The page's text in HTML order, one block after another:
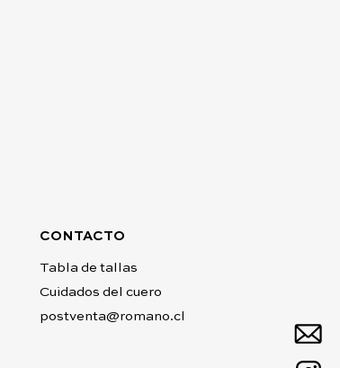
CONTACTO
Tabla de tallas
Cuidados del cuero
postventa@romano.cl